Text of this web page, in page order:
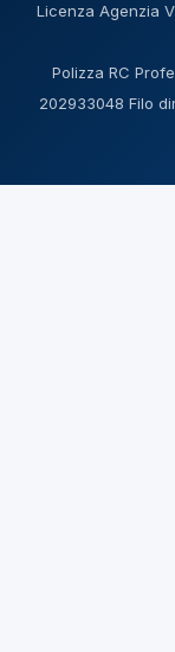
Licenza Agenzia
Polizza RC
202933048 Filo